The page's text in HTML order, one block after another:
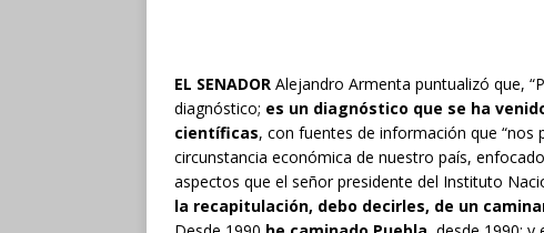
EL SENADOR Alejandro Armenta puntualizó que,
diagnóstico; es un diagnóstico que se ha
científicas, con fuentes de información que
circunstancia económica de nuestro país,
aspectos que el señor presidente del Instituto
la recapitulación, debo decirles, de un